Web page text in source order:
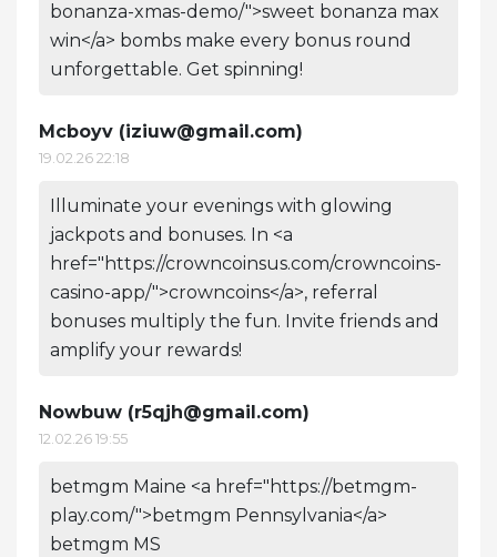
bonanza-xmas-demo/">sweet bonanza max
win</a> bombs make every bonus round
unforgettable. Get spinning!
Mcboyv (iziuw@gmail.com)
19.02.26 22:18
Illuminate your evenings with glowing
jackpots and bonuses. In <a
href="https://crowncoinsus.com/crowncoins-
casino-app/">crowncoins</a>, referral
bonuses multiply the fun. Invite friends and
amplify your rewards!
Nowbuw (r5qjh@gmail.com)
12.02.26 19:55
betmgm Maine <a href="https://betmgm-
play.com/">betmgm Pennsylvania</a>
betmgm MS